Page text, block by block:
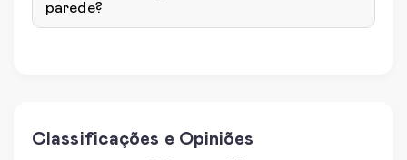
parede?
Classificações e Opiniões